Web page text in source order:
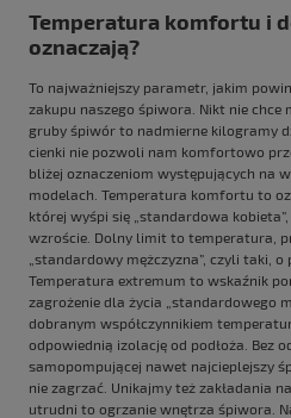
Temperatura komfortu i
oznaczają?
To najważniejszy parametr, jakim
zakupu naszego śpiwora. Nikt nie chce
gruby śpiwór to nadmierne kilogramy
cienki nie pozwoli nam komfortowo
bliżej oznaczeniom występujących na
modelach. Temperatura komfortu to
której wyśpi się „standardowa
wzroście. Dolny limit to temperatura,
„standardowy mężczyzna”, czyli taki,
Temperatura extremum to wskaźnik
zagrożenie dla życia „standardowego
dobranym współczynnikiem
odpowiednią izolację od podłoża. Bez
samopompującej nawet najcieplejszy
nie zagrzać. Unikajmy też zakładania
utrudni to ogrzanie wnętrza śpiwora.